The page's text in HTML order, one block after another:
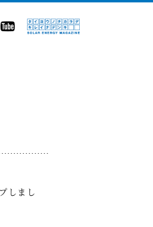
しまし